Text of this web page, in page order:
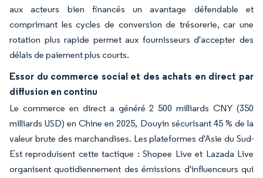
aux acteurs bien financés un avantage défendable et
comprimant les cycles de conversion de trésorerie, car une
rotation plus rapide permet aux fournisseurs d'accepter des
délais de paiement plus courts.
Essor du commerce social et des achats en direct par
diffusion en continu
Le commerce en direct a généré 2 500 milliards CNY (350
milliards USD) en Chine en 2025, Douyin sécurisant 45 % de la
valeur brute des marchandises. Les plateformes d'Asie du Sud-
Est reproduisent cette tactique : Shopee Live et Lazada Live
organisent quotidiennement des émissions d'influenceurs qui